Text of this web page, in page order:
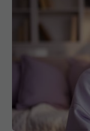
Ce își doresc
10 mar 2026, 21:14